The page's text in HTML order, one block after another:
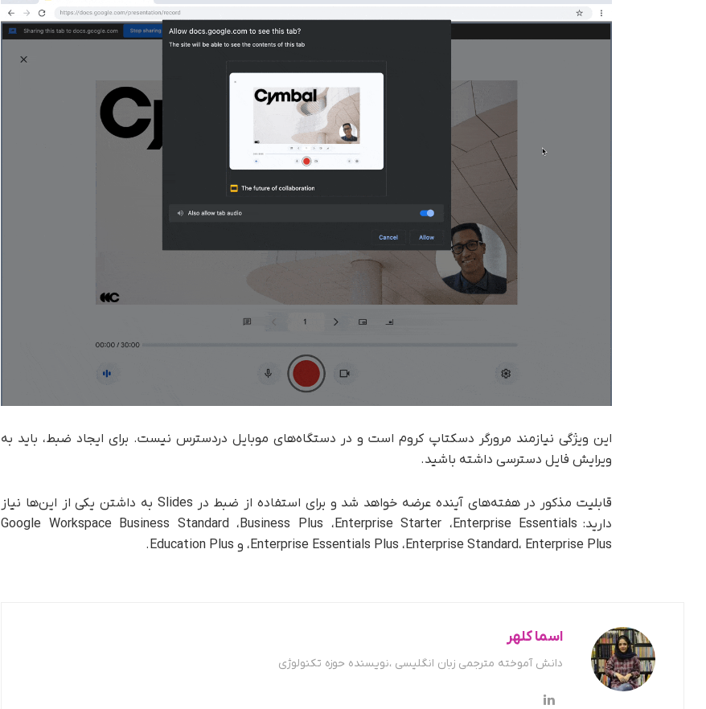
این ویژگی نیازمند مرورگر دسکتاپ کروم است و در دستگاه‌های موبایل دردسترس نیست. برای ایجاد ضبط، باید به
ویرایش فایل دسترسی داشته باشید.
قابلیت مذکور در هفته‌های آینده عرضه خواهد شد و برای استفاده از ضبط در Slides به داشتن یکی از این‌ها نیاز
دارید: Google Workspace Business Standard ،‌Business Plus ،‌Enterprise Starter ،‌Enterprise Essentials
،‌Enterprise Essentials Plus ،‌Enterprise Standard، Enterprise Plus و Education Plus.
اسما کلهر
دانش آموخته مترجمی زبان انگلیسی ،نویسنده حوزه تکنولوژی